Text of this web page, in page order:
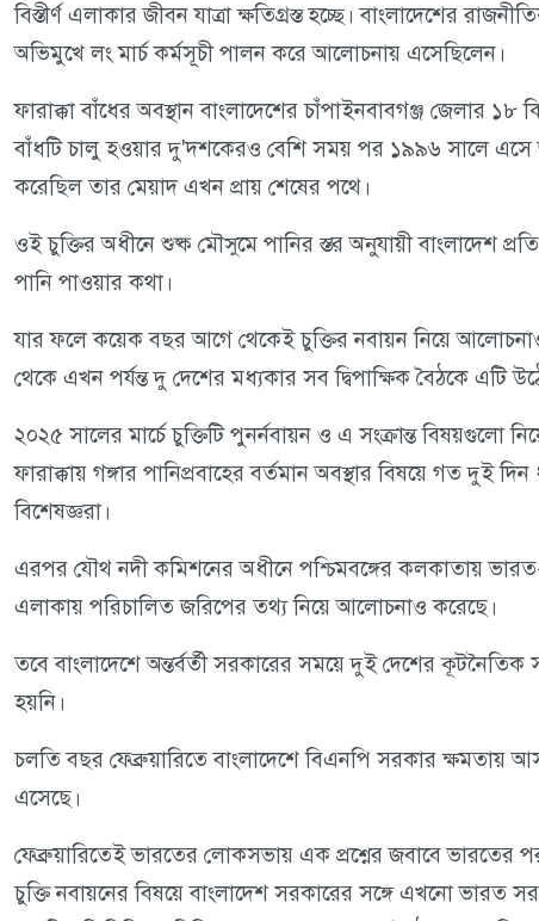
বিস্তীর্ণ এলাকার জীবন যাত্রা ক্ষতিগ্রস্ত হচ্ছে। বাংলাদেশের
অভিমুখে লং মার্চ কর্মসূচী পালন করে আলোচনায় এসেছিলেন।
ফারাক্কা বাঁধের অবস্থান বাংলাদেশের চাঁপাইনবাবগঞ্জ জেলার ১৮
বাঁধটি চালু হওয়ার দু'দশকেরও বেশি সময় পর ১৯৯৬ সালে এসে
করেছিল তার মেয়াদ এখন প্রায় শেষের পথে।
ওই চুক্তির অধীনে শুষ্ক মৌসুমে পানির স্তর অনুযায়ী বাংলাদেশ
পানি পাওয়ার কথা।
যার ফলে কয়েক বছর আগে থেকেই চুক্তির নবায়ন নিয়ে
থেকে এখন পর্যন্ত দু দেশের মধ্যকার সব দ্বিপাক্ষিক বৈঠকে এটি
২০২৫ সালের মার্চে চুক্তিটি পুনর্নবায়ন ও এ সংক্রান্ত বিষয়গুলো
ফারাক্কায় গঙ্গার পানিপ্রবাহের বর্তমান অবস্থার বিষয়ে গত দুই
বিশেষজ্ঞরা।
এরপর যৌথ নদী কমিশনের অধীনে পশ্চিমবঙ্গের কলকাতায়
এলাকায় পরিচালিত জরিপের তথ্য নিয়ে আলোচনাও করেছে।
তবে বাংলাদেশে অন্তর্বর্তী সরকারের সময়ে দুই দেশের
হয়নি।
চলতি বছর ফেব্রুয়ারিতে বাংলাদেশে বিএনপি সরকার ক্ষমতায়
এসেছে।
ফেব্রুয়ারিতেই ভারতের লোকসভায় এক প্রশ্নের জবাবে ভারতের
চুক্তি নবায়নের বিষয়ে বাংলাদেশ সরকারের সঙ্গে এখনো ভারত